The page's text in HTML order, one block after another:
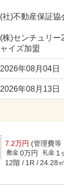
(社)不動産保証協
(株)センチュリ
ャイズ加盟
2026年08月04日
2026年08月13日
7.2万円 (管理費等
敷金 0万円 礼金 1
12階 1R 24.28㎡